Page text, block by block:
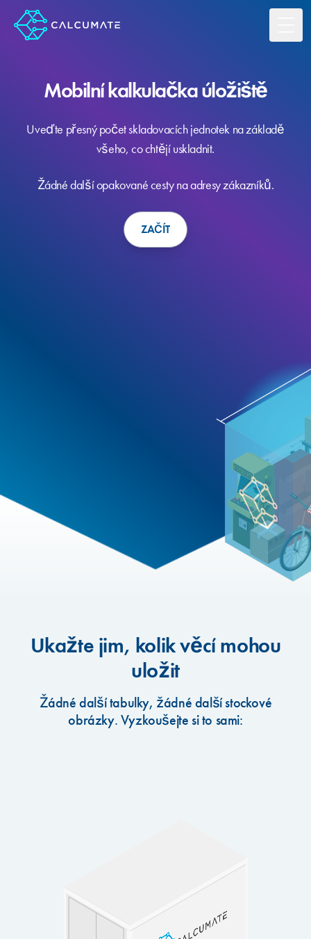
Mobilní kalkulačka úložiště
Uveďte přesný počet skladovacích jednotek na základě
všeho, co chtějí uskladnit.
Žádné další opakované cesty na adresy zákazníků.
ZAČÍT
Ukažte jim, kolik věcí mohou
uložit
Žádné další tabulky, žádné další stockové
obrázky. Vyzkoušejte si to sami: